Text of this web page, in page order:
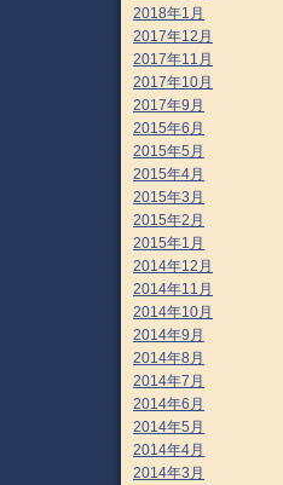
2018年1月
2017年12月
2017年11月
2017年10月
2017年9月
2015年6月
2015年5月
2015年4月
2015年3月
2015年2月
2015年1月
2014年12月
2014年11月
2014年10月
2014年9月
2014年8月
2014年7月
2014年6月
2014年5月
2014年4月
2014年3月